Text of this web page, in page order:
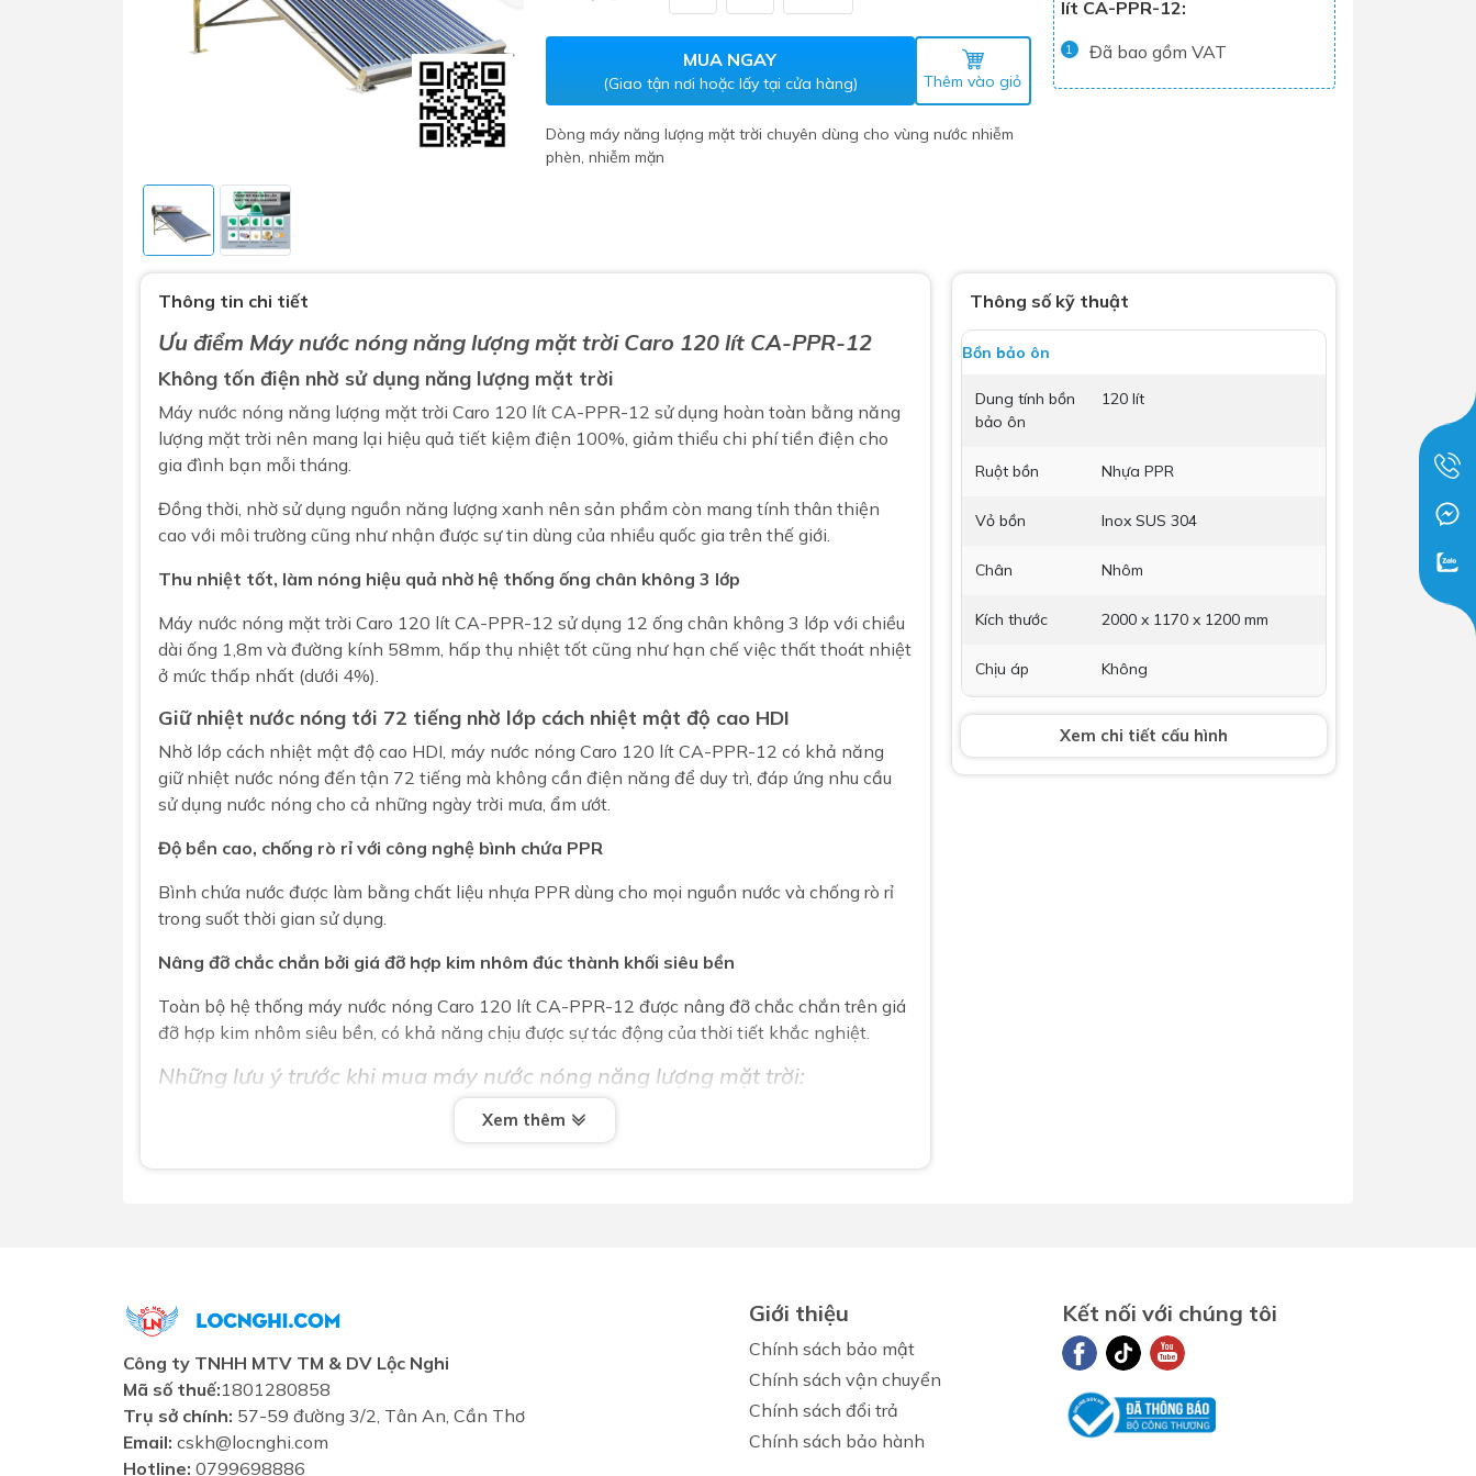
Sen tắm
Máy nước nóng gián tiếp
Tủ lạnh
Máy rửa chén
Phụ kiện nhà vệ sinh
Gương nhà vệ sinh - nhà tắm
Máy sấy tay
Combo thiết bị vệ sinh chính hãng
Combo Máy nước nóng năng lượng
mặt trời
Combo thiết bị vệ sinh cao cấp
Nghiệp và Tận Tâm
Nghiệp & Uy Tín
Kiện Nhà Tắm Lộc Nghi Cần Thơ –
Chuyên Nghiệp và Tận Tâm
Dịch Vụ Lắp Đặt Bồn Cầu &
Chuyên Nghiệp & Tận Tâm
MUA NGAY
(Giao tận nơi hoặc lấy tại cửa hàng) Thêm vào giỏ
Dòng máy năng lượng mặt trời chuyên dùng cho vùng nước nhiễm
phèn, nhiễm mặn
lít CA-PPR-12:
1 Đã bao gồm VAT
Thông số kỹ thuật
Bồn bảo ôn
Dung tính bồn
bảo ôn
120 lít
Ruột bồn Nhựa PPR
Vỏ bồn Inox SUS 304
Chân Nhôm
Kích thước 2000 x 1170 x 1200 mm
Chịu áp Không
Hỗ trợ điện Không
Xem chi tiết cấu hình
Thông tin chi tiết
Ưu điểm Máy nước nóng năng lượng mặt trờiCaro 120 lít CA-PPR-12
Không tốn điện nhờ sử dụng năng lượng mặt trời
Máy nước nóng năng lượng mặt trời Caro 120 lít CA-PPR-12 sử dụng hoàn toàn bằng năng
lượng mặt trời nên mang lại hiệu quả tiết kiệm điện 100%, giảm thiểu chi phí tiền điện cho
gia đình bạn mỗi tháng.
Đồng thời, nhờ sử dụng nguồn năng lượng xanh nên sản phẩm còn mang tính thân thiện
cao với môi trường cũng như nhận được sự tin dùng của nhiều quốc gia trên thế giới.
Thu nhiệt tốt, làm nóng hiệu quả nhờ hệ thống ống chân không 3 lớp
Máy nước nóng mặt trời Caro 120 lít CA-PPR-12 sử dụng 12 ống chân không 3 lớp với chiều
dài ống 1,8m và đường kính 58mm, hấp thụ nhiệt tốt cũng như hạn chế việc thất thoát nhiệt
ở mức thấp nhất (dưới 4%).
Giữ nhiệt nước nóng tới 72 tiếng nhờ lớp cách nhiệt mật độ cao HDI
Nhờ lớp cách nhiệt mật độ cao HDI, máy nước nóng Caro 120 lít CA-PPR-12 có khả năng
giữ nhiệt nước nóng đến tận 72 tiếng mà không cần điện năng để duy trì, đáp ứng nhu cầu
sử dụng nước nóng cho cả những ngày trời mưa, ẩm ướt.
Độ bền cao, chống rò rỉ với công nghệ bình chứa PPR
Bình chứa nước được làm bằng chất liệu nhựa PPR dùng cho mọi nguồn nước và chống rò rỉ
trong suốt thời gian sử dụng.
Nâng đỡ chắc chắn bởi giá đỡ hợp kim nhôm đúc thành khối siêu bền
Toàn bộ hệ thống máy nước nóng Caro 120 lít CA-PPR-12 được nâng đỡ chắc chắn trên giá
đỡ hợp kim nhôm siêu bền, có khả năng chịu được sự tác động của thời tiết khắc nghiệt.
Những lưu ý trước khi mua máy nước nóng năng lượng mặt trời:
- Khảo sát vị trí lắp đặt máy có nắng tốt không (thường hướng nam bắc là hướng đón nắng
tốt); Có bị vật cản nắng không (như cây cối, bồn nước, nhà cao tầng khác…); Nắng có chiếu
đủ nguyên ngày hay chỉ được nửa buổi đều có thể ảnh hưởng đến chất lượng nước nóng.
- Chọn dung tích bình chứa nước phù hợp với số lượng người sử dụng, cứ tính trung bình
khoảng 30-50 lít/người/ngày tùy vào nhu cầu sử dụng và dự trù những ngày không có nắng.
Khuyến mãi chi tiết
Tặng phụ kiện lắp máy
Xem thêm
Công ty TNHH MTV TM & DV Lộc Nghi
Mã số thuế:1801280858
Trụ sở chính: 57-59 đường 3/2, Tân An, Cần Thơ
Email: cskh@locnghi.com
Hotline: 0799698886
Giới thiệu
Chính sách bảo mật
Chính sách vận chuyển
Chính sách đổi trả
Chính sách bảo hành
Kết nối với chúng tôi